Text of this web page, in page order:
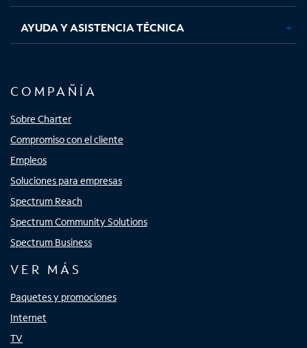
AYUDA Y ASISTENCIA TÉCNICA
COMPAÑÍA
Sobre Charter
Compromiso con el cliente
Empleos
Soluciones para empresas
Spectrum Reach
Spectrum Community Solutions
Spectrum Business
VER MÁS
Paquetes y promociones
Internet
TV